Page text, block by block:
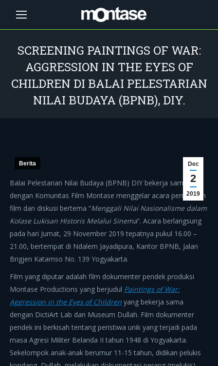
SCREENING PAINTINGS OF WAR:
AGGRESSION IN THE EYES OF
CHILDREN DI BALAI PELESTARIAN
NILAI BUDAYA (BPNB), DIY.
Dec
2
2019
Berita
Balai Pelestarian Nilai Budaya (BPNB) DIY bekerja sama
dengan Komunitas Film Montase menggelar acara pemutaran
film dan diskusi bertema “Menggali Nilai Nasionalisme dalam
Kolase Lukisan Historis Melalui Sinema”. Acara berlangsung
pada hari Jumat, 29 November 2019 tepatnya pukul 16.00 –
21.00, bertempat di Ndalem Jayadipura, Kantor BPNB, Jalan
Brigjen Katamso No. 139 Yogyakarta.
Film yang diputar adalah film dokumenter pendek produksi
Montase Productions yang berjudul Paintings of War:
Aggression in the Eyes of Children yang bekerja sama
dengan DictiArt Lab dan Museum Dullah. Film dokumenter
pendek ini berkisah tentang peristiwa unik yang terjadi pada
masa Agresi Militer Belanda II tahun 1948 di Yogyakarta.
Sekelompok anak-anak berumur 11-15 tahun, didikan pelukis